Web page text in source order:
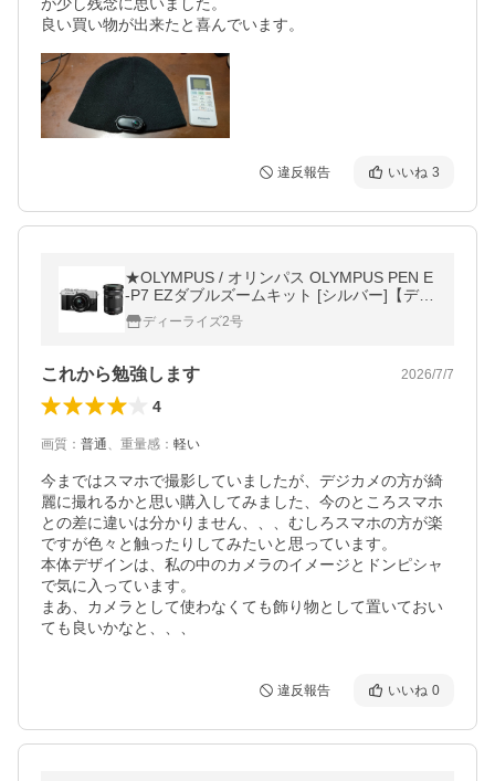
良い買い物が出来たと喜んでいます。
違反報告 いいね 3
★OLYMPUS / オリンパス OLYMPUS PEN E
-P7 EZダブルズームキット [シルバー]【デジ
タル一眼カメラ】【送料無料】
ディーライズ2号
これから勉強します 2026/7/7
4
画質 ： 普通、 重量感 ： 軽い
今まではスマホで撮影していましたが、デジカメの方が綺
麗に撮れるかと思い購入してみました、今のところスマホ
との差に違いは分かりません、、、むしろスマホの方が楽
ですが色々と触ったりしてみたいと思っています。
本体デザインは、私の中のカメラのイメージとドンピシャ
で気に入っています。
まあ、カメラとして使わなくても飾り物として置いておい
違反報告 いいね 0